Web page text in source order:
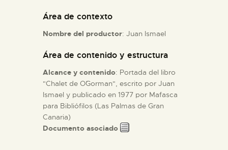
ESPAÑOL
Área de contexto
Nombre del productor: Juan Ismael
Área de contenido y estructura
Alcance y contenido: Portada del libro
"Chalet de O´Gorman", escrito por Juan
Ismael y publicado en 1977 por Mafasca
para Bibliófilos (Las Palmas de Gran
Canaria)
Documento asociado